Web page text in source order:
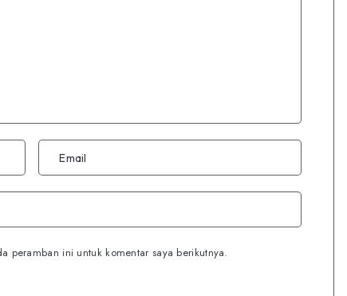
peramban ini untuk komentar saya berikutnya.